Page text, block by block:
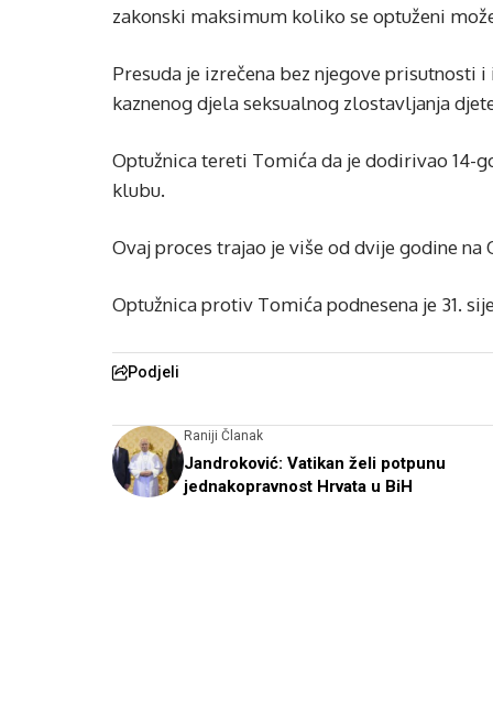
zakonski maksimum koliko se optuženi
Presuda je izrečena bez njegove prisutnosti
kaznenog djela seksualnog zlostavljanja
Optužnica tereti Tomića da je dodirivao 14-
klubu.
Ovaj proces trajao je više od dvije godine na
Optužnica protiv Tomića podnesena je 31.
Podjeli
Raniji Članak
Jandroković: Vatikan želi potpunu
jednakopravnost Hrvata u BiH